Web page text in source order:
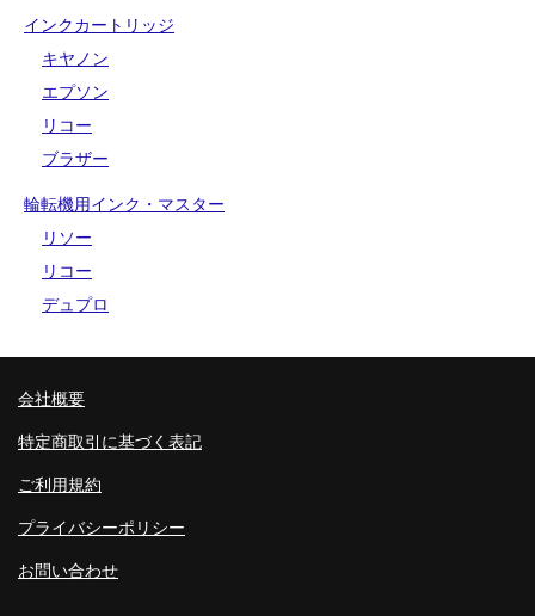
インクカートリッジ
キヤノン
エプソン
リコー
ブラザー
輪転機用インク・マスター
リソー
リコー
デュプロ
会社概要
特定商取引に基づく表記
ご利用規約
プライバシーポリシー
お問い合わせ